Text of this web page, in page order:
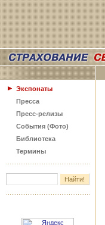
Экспонаты
Пресса
Пресс-релизы
События (Фото)
Библиотека
Термины